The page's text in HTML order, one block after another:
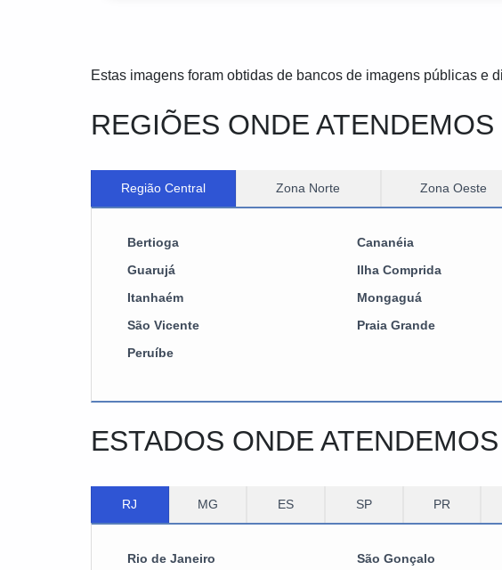
Estas imagens foram obtidas de bancos de imagens públicas e
REGIÕES ONDE ATENDEMOS
Região Central Zona Norte Zona Oeste
Bertioga Cananéia
Guarujá Ilha Comprida
Itanhaém Mongaguá
São Vicente Praia Grande
Peruíbe
ESTADOS ONDE ATENDEMOS
RJ MG ES SP PR
Rio de Janeiro São Gonçalo